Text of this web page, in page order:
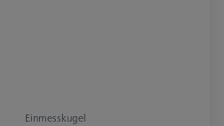
Einmesskugel